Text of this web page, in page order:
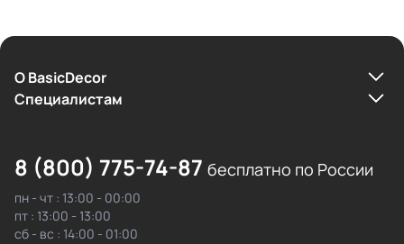
О BasicDecor
Cпециалистам
8 (800) 775-74-87 бесплатно по России
пн - чт : 13:00 - 00:00
пт : 13:00 - 13:00
сб - вс : 14:00 - 01:00